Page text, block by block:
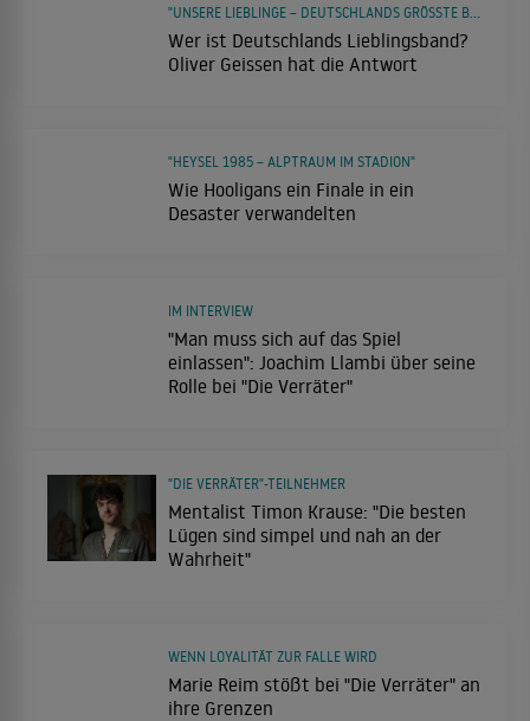
Wer ist Deutschlands Lieblingsband?
Oliver Geissen hat die Antwort
Wie Hooligans ein Finale in ein
Desaster verwandelten
"HEYSEL 1985 – ALPTRAUM IM STADION"
"Man muss sich auf das Spiel
einlassen": Joachim Llambi über seine
Rolle bei "Die Verräter"
IM INTERVIEW
Mentalist Timon Krause: "⁠Die besten
Lügen sind simpel und nah an der
Wahrheit"
"DIE VERRÄTER"-TEILNEHMER
Marie Reim stößt bei "Die Verräter" an
ihre Grenzen
WENN LOYALITÄT ZUR FALLE WIRD